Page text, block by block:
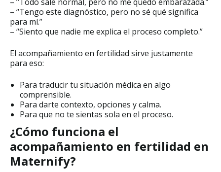
– “Tengo este diagnóstico, pero no sé qué significa
para mí.”
– “Siento que nadie me explica el proceso completo.”
El acompañamiento en fertilidad sirve justamente
para eso:
Para traducir tu situación médica en algo
comprensible.
Para darte contexto, opciones y calma.
Para que no te sientas sola en el proceso.
¿Cómo funciona el
acompañamiento en fertilidad en
Maternify?